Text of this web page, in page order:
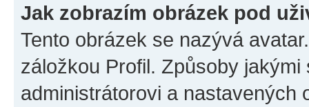
Jak zobrazím obrázek pod
Tento obrázek se nazývá
záložkou Profil. Způsoby
administrátorovi a nastavených